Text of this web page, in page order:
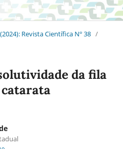
Revista Científica Nº 38 /
da fila